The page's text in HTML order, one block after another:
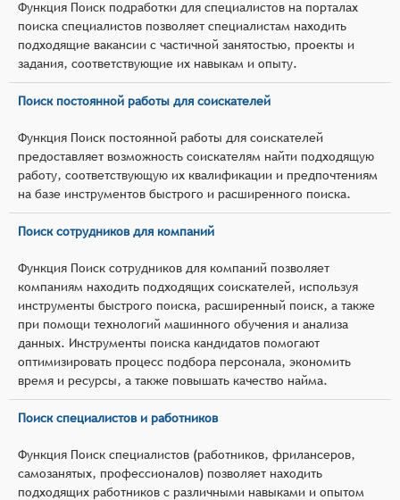
Функция Поиск подработки для специалистов на порталах
поиска специалистов позволяет специалистам находить
подходящие вакансии с частичной занятостью, проекты и
задания, соответствующие их навыкам и опыту.
Поиск постоянной работы для соискателей
Функция Поиск постоянной работы для соискателей
предоставляет возможность соискателям найти подходящую
работу, соответствующую их квалификации и предпочтениям
на базе инструментов быстрого и расширенного поиска.
Поиск сотрудников для компаний
Функция Поиск сотрудников для компаний позволяет
компаниям находить подходящих соискателей, используя
инструменты быстрого поиска, расширенный поиск, а также
при помощи технологий машинного обучения и анализа
данных. Инструменты поиска кандидатов помогают
оптимизировать процесс подбора персонала, экономить
время и ресурсы, а также повышать качество найма.
Поиск специалистов и работников
Функция Поиск специалистов (работников, фрилансеров,
самозанятых, профессионалов) позволяет находить
подходящих работников с различными навыками и опытом